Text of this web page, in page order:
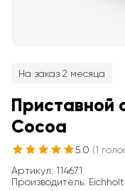
На заказ 2 месяца
Приставной
Cocoa
5.0 (1
Артикул: 114671
Производитель: